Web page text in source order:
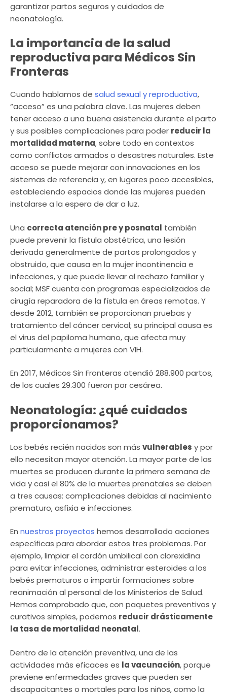
garantizar partos seguros y cuidados de
neonatología.
La importancia de la salud
reproductiva para Médicos Sin
Fronteras
Cuando hablamos de salud sexual y reproductiva,
“acceso” es una palabra clave. Las mujeres deben
tener acceso a una buena asistencia durante el parto
y sus posibles complicaciones para poder reducir la
mortalidad materna, sobre todo en contextos
como conflictos armados o desastres naturales. Este
acceso se puede mejorar con innovaciones en los
sistemas de referencia y, en lugares poco accesibles,
estableciendo espacios donde las mujeres pueden
instalarse a la espera de dar a luz.
Una correcta atención pre y posnatal también
puede prevenir la fístula obstétrica, una lesión
derivada generalmente de partos prolongados y
obstruido, que causa en la mujer incontinencia e
infecciones, y que puede llevar al rechazo familiar y
social; MSF cuenta con programas especializados de
cirugía reparadora de la fístula en áreas remotas. Y
desde 2012, también se proporcionan pruebas y
tratamiento del cáncer cervical; su principal causa es
el virus del papiloma humano, que afecta muy
particularmente a mujeres con VIH.
En 2017, Médicos Sin Fronteras atendió 288.900 partos,
de los cuales 29.300 fueron por cesárea.
Neonatología: ¿qué cuidados
proporcionamos?
Los bebés recién nacidos son más vulnerables y por
ello necesitan mayor atención. La mayor parte de las
muertes se producen durante la primera semana de
vida y casi el 80% de la muertes prenatales se deben
a tres causas: complicaciones debidas al nacimiento
prematuro, asfixia e infecciones.
En nuestros proyectos hemos desarrollado acciones
específicas para abordar estos tres problemas. Por
ejemplo, limpiar el cordón umbilical con clorexidina
para evitar infecciones, administrar esteroides a los
bebés prematuros o impartir formaciones sobre
reanimación al personal de los Ministerios de Salud.
Hemos comprobado que, con paquetes preventivos y
curativos simples, podemos reducir drásticamente
la tasa de mortalidad neonatal.
Dentro de la atención preventiva, una de las
actividades más eficaces es la vacunación, porque
previene enfermedades graves que pueden ser
discapacitantes o mortales para los niños, como la